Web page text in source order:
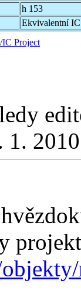
h 153
Ekvivalentní
Project